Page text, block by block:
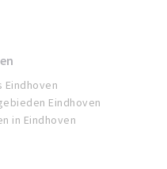
Eindhoven
Eindhoven
in Eindhoven